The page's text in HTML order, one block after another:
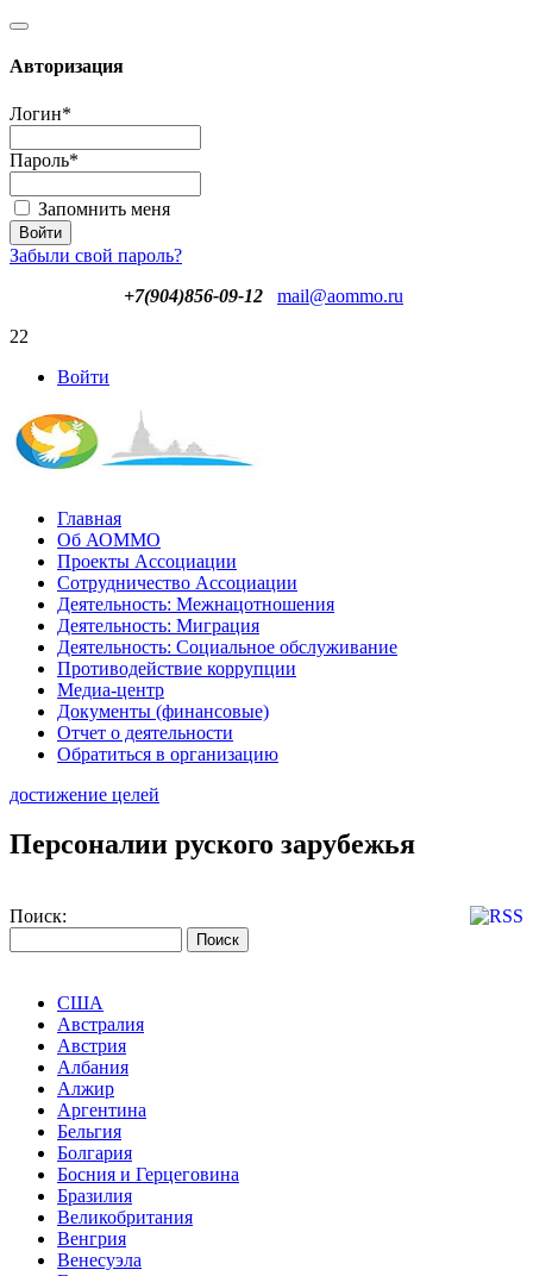
Авторизация
Логин*
Пароль*
Запомнить меня
Забыли свой пароль?
+7(904)856-09-12
mail@aommo.ru
22
Войти
Главная
Об АОММО
Проекты Ассоциации
Сотрудничество Ассоциации
Деятельность: Межнацотношения
Деятельность: Миграция
Деятельность: Социальное обслуживание
Противодействие коррупции
Медиа-центр
Документы (финансовые)
Отчет о деятельности
Обратиться в организацию
достижение целей
Персоналии руского зарубежья
Поиск:
США
Австралия
Австрия
Албания
Алжир
Аргентина
Бельгия
Болгария
Босния и Герцеговина
Бразилия
Великобритания
Венгрия
Венесуэла